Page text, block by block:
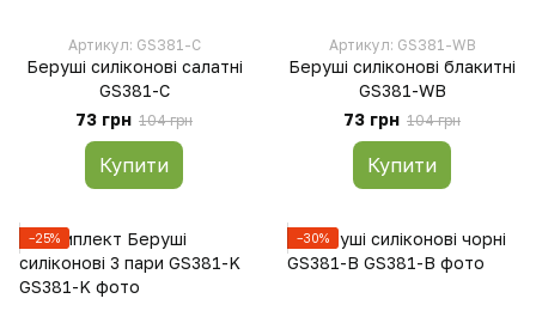
Артикул: GS381-C
Беруші силіконові салатні
GS381-C
73 грн 104 грн
Купити
Артикул: GS381-WB
Беруші силіконові блакитні
GS381-WB
73 грн 104 грн
Купити
−25% −30%